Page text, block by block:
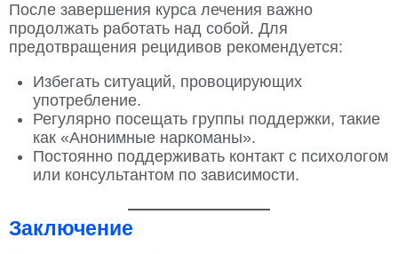
После завершения курса лечения важно
продолжать работать над собой. Для
предотвращения рецидивов рекомендуется:
Избегать ситуаций, провоцирующих
употребление.
Регулярно посещать группы поддержки, такие
как «Анонимные наркоманы».
Постоянно поддерживать контакт с психологом
или консультантом по зависимости.
Заключение